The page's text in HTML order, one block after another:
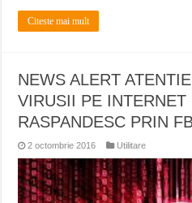
Citeste mai mult
NEWS ALERT
VIRUSII PE INTERNET
RASPANDESC PRIN
2 octombrie 2016 Utilitare